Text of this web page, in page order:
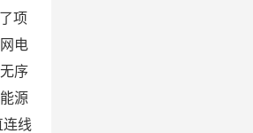
项
电
序
源
连线